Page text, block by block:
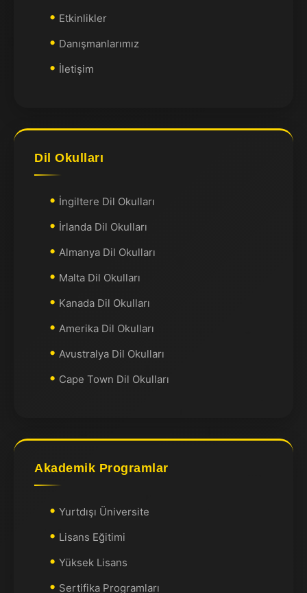
Etkinlikler
Danışmanlarımız
İletişim
Dil Okulları
İngiltere Dil Okulları
İrlanda Dil Okulları
Almanya Dil Okulları
Malta Dil Okulları
Kanada Dil Okulları
Amerika Dil Okulları
Avustralya Dil Okulları
Cape Town Dil Okulları
Akademik Programlar
Yurtdışı Üniversite
Lisans Eğitimi
Yüksek Lisans
Sertifika Programları